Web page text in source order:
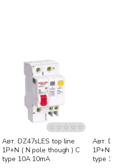
Авт. DZ47sLES top line
1P+N ( N pole though ) C
type 10A 10mA
Авт.
1P+N (
type